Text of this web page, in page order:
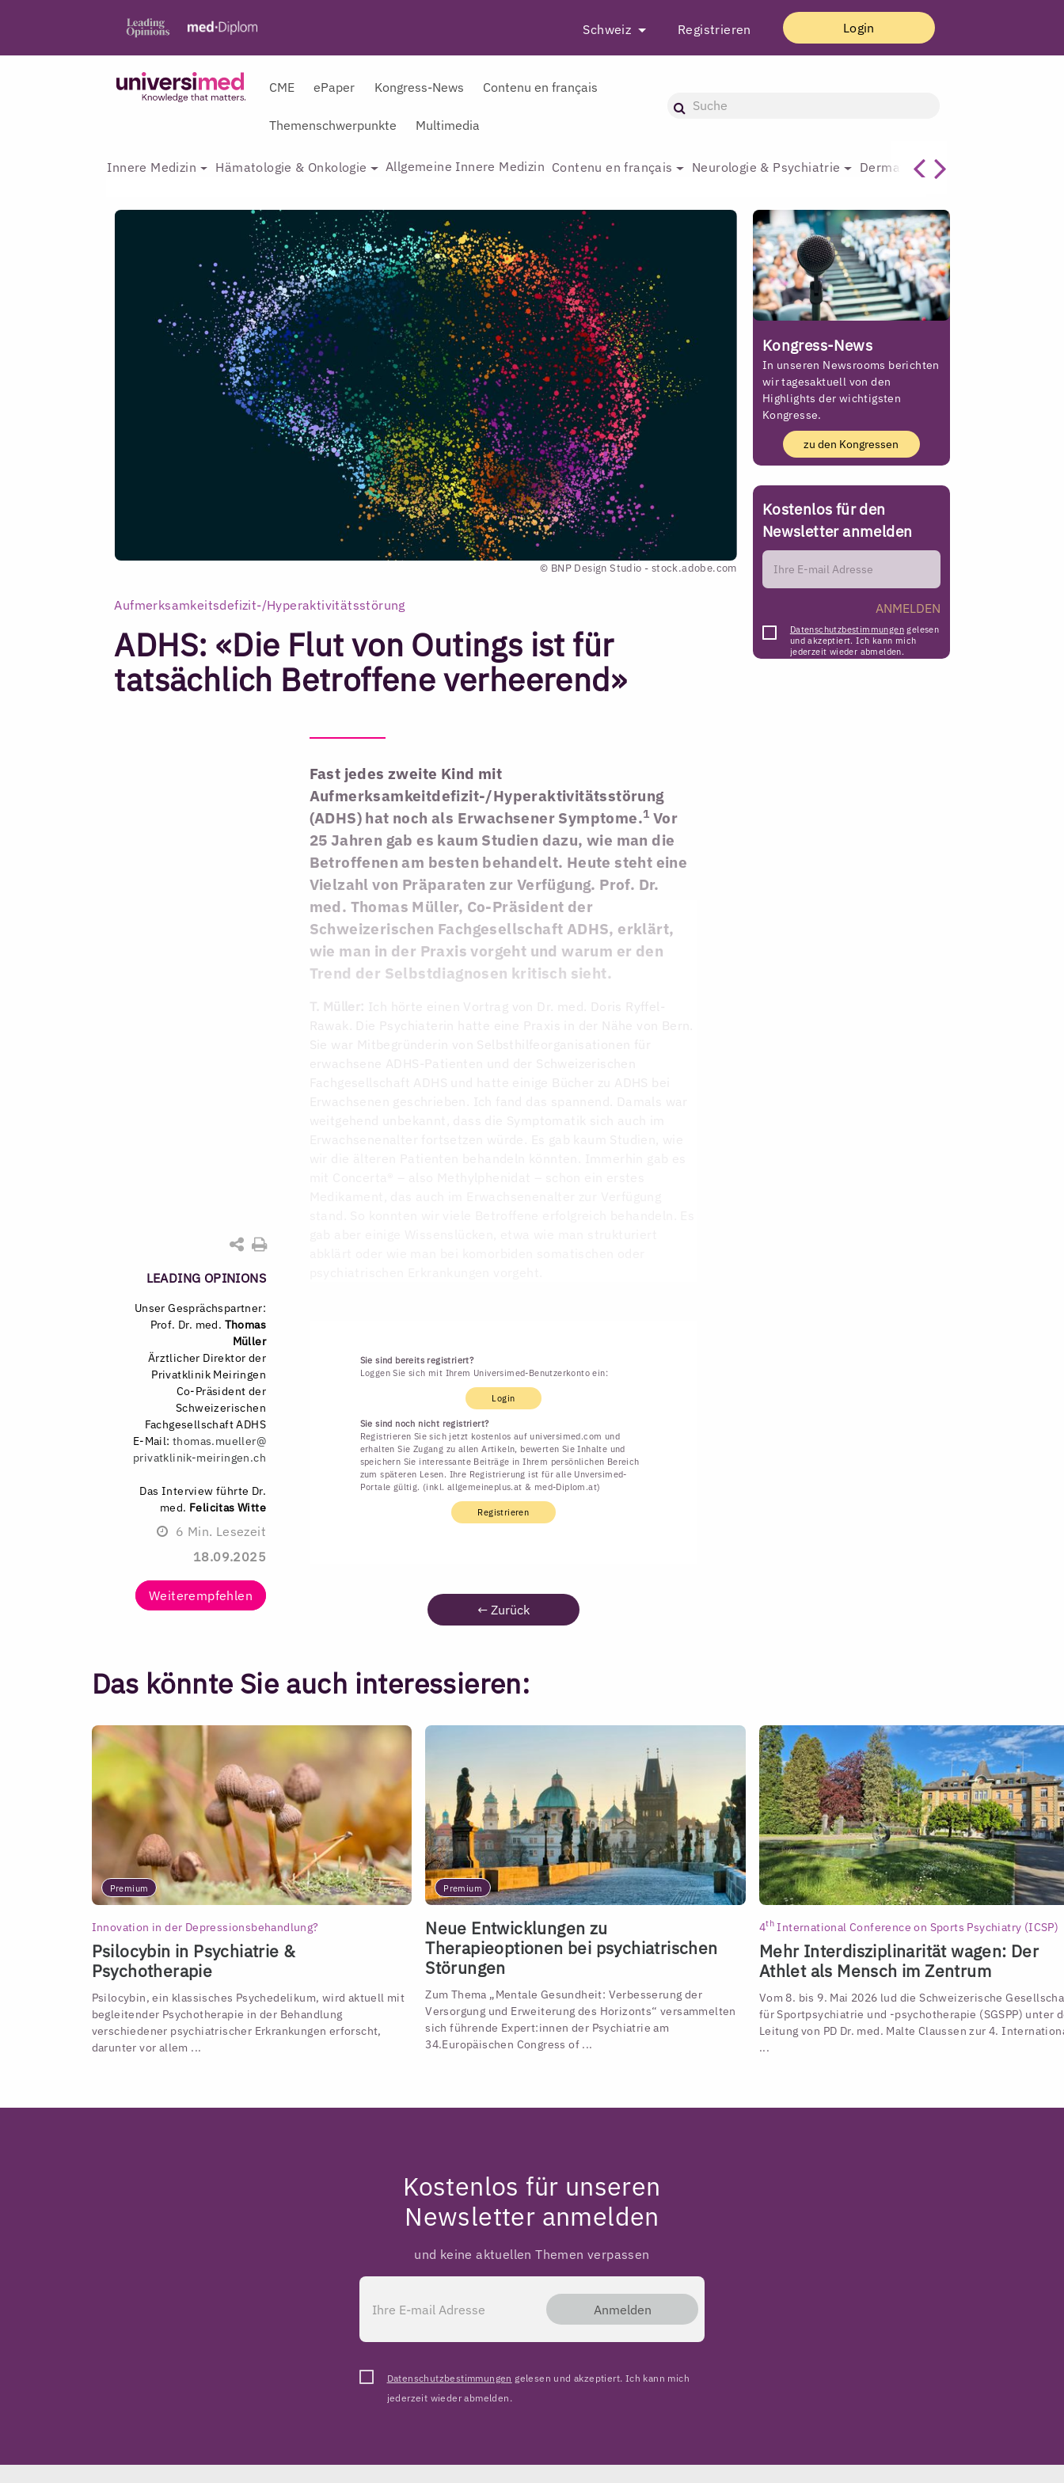
Schweiz Registrieren Login
CME ePaper Kongress-News Contenu en français
Themenschwerpunkte Multimedia
Innere Medizin Hämatologie & Onkologie Allgemeine Innere Medizin Contenu en français Neurologie & Psychiatrie Dermatologie & Plastische
© BNP Design Studio - stock.adobe.com
Aufmerksamkeitsdefizit-/Hyperaktivitätsstörung
ADHS: «Die Flut von Outings ist für
tatsächlich Betroffene verheerend»
LEADING OPINIONS
Unser Gesprächspartner:
Prof. Dr. med. Thomas
Müller
Ärztlicher Direktor der
Privatklinik Meiringen
Co-Präsident der
Schweizerischen
Fachgesellschaft ADHS
E-Mail: thomas.mueller@
privatklinik-meiringen.ch
Das Interview führte Dr.
med. Felicitas Witte
6 Min. Lesezeit
18.09.2025
Weiterempfehlen
Fast jedes zweite Kind mit
Aufmerksamkeitdefizit-/Hyperaktivitätsstörung
(ADHS) hat noch als Erwachsener Symptome.1 Vor
25 Jahren gab es kaum Studien dazu, wie man die
Betroffenen am besten behandelt. Heute steht eine
Vielzahl von Präparaten zur Verfügung. Prof. Dr.
med. Thomas Müller, Co-Präsident der
Schweizerischen Fachgesellschaft ADHS, erklärt,
wie man in der Praxis vorgeht und warum er den
Trend der Selbstdiagnosen kritisch sieht.
T. Müller: Ich hörte einen Vortrag von Dr. med. Doris Ryffel-
Rawak. Die Psychiaterin hatte eine Praxis in der Nähe von Bern.
Sie war Mitbegründerin von Selbsthilfeorganisationen für
erwachsene ADHS-Patienten und der Schweizerischen
Sie sind bereits registriert?
Loggen Sie sich mit Ihrem Universimed-Benutzerkonto ein:
Login
Sie sind noch nicht registriert?
Registrieren Sie sich jetzt kostenlos auf universimed.com und
erhalten Sie Zugang zu allen Artikeln, bewerten Sie Inhalte und
speichern Sie interessante Beiträge in Ihrem persönlichen Bereich
zum späteren Lesen. Ihre Registrierung ist für alle Unversimed-
Portale gültig. (inkl. allgemeineplus.at & med-Diplom.at)
Registrieren
← Zurück
Das könnte Sie auch interessieren:
Premium
Innovation in der Depressionsbehandlung?
Psilocybin in Psychiatrie &
Psychotherapie
Psilocybin, ein klassisches Psychedelikum, wird aktuell mit
begleitender Psychotherapie in der Behandlung
verschiedener psychiatrischer Erkrankungen erforscht,
darunter vor allem ...
Premium
Neue Entwicklungen zu
Therapieoptionen bei psychiatrischen
Störungen
Zum Thema „Mentale Gesundheit: Verbesserung der
Versorgung und Erweiterung des Horizonts“ versammelten
sich führende Expert:innen der Psychiatrie am
34.Europäischen Congress of ...
4th International Conference on Sports Psychiatry (ICSP)
Mehr Interdisziplinarität wagen: Der
Athlet als Mensch im Zentrum
Vom 8. bis 9. Mai 2026 lud die Schweizerische
für Sportpsychiatrie und -psychotherapie (SGSPP) unter
Leitung von PD Dr. med. Malte Claussen zur 4.
...
Kongress-News
In unseren Newsrooms berichten
wir tagesaktuell von den
Highlights der wichtigsten
Kongresse.
zu den Kongressen
Kostenlos für den
Newsletter anmelden
ANMELDEN
Datenschutzbestimmungen gelesen
und akzeptiert. Ich kann mich
jederzeit wieder abmelden.
Kostenlos für unseren
Newsletter anmelden
und keine aktuellen Themen verpassen
Anmelden
Datenschutzbestimmungen gelesen und akzeptiert. Ich kann mich
jederzeit wieder abmelden.